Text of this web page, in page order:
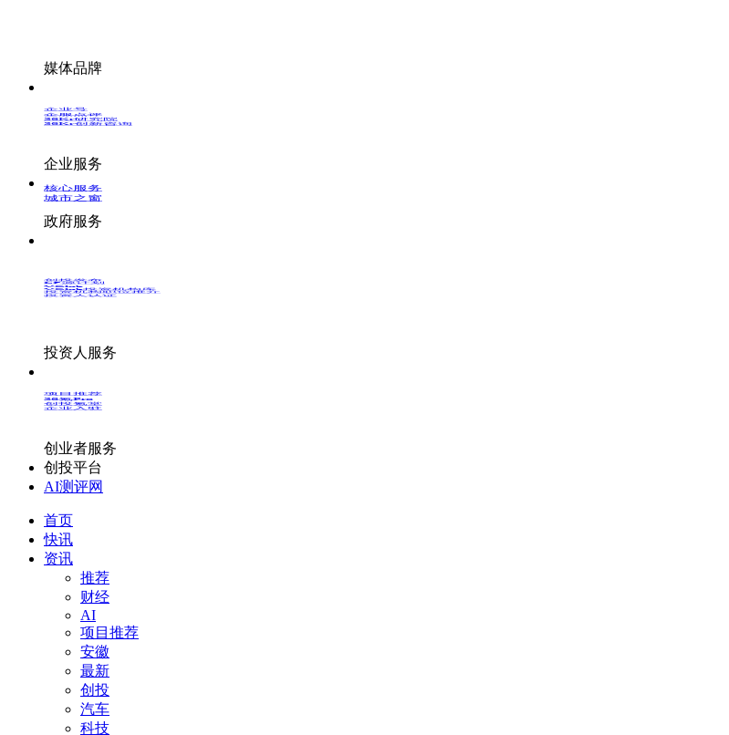
媒体品牌
企业号
企服点评
36Kr研究院
36Kr创新咨询
企业服务
核心服务
城市之窗
政府服务
创投发布
LP源计划
VClub
VClub投资机构库
投资机构职位推介
投资人认证
投资人服务
项目推荐
36氪Pro
创投氪堂
企业入驻
创业者服务
创投平台
AI测评网
首页
快讯
资讯
推荐
财经
AI
项目推荐
安徽
最新
创投
汽车
科技